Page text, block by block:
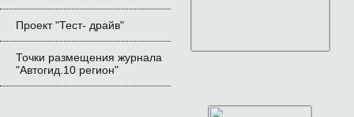
Проект "Тест- драйв"
Точки размещения журнала
"Автогид.10 регион"